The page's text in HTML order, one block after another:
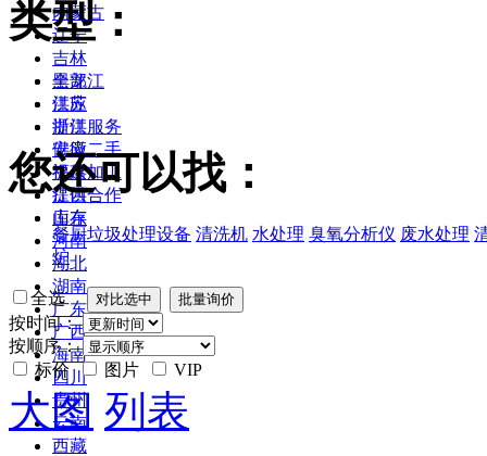
内蒙古
辽宁
吉林
黑龙江
江苏
浙江
安徽
福建
江西
山东
河南
湖北
湖南
广东
广西
海南
四川
贵州
云南
西藏
类型：
全部
供应
提供服务
供应二手
提供加工
提供合作
库存
您还可以找：
餐厨垃圾处理设备 清洗机 水处理 臭氧分析仪 废水处理
炉
全选
按时间：
按顺序：
标价
图片 VIP
大图 列表